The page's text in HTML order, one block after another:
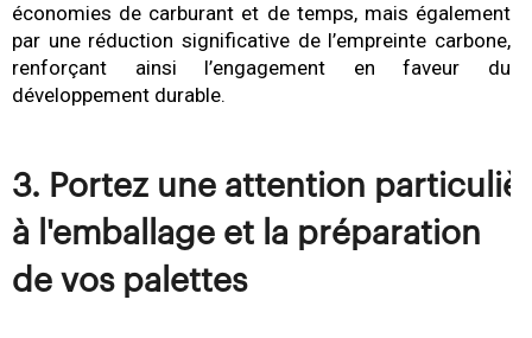
économies de carburant et de temps, mais également
par une réduction significative de l’empreinte carbone,
renforçant ainsi l’engagement en faveur du
développement durable.
3. Portez une attention
à l'emballage et la préparation
de vos palettes